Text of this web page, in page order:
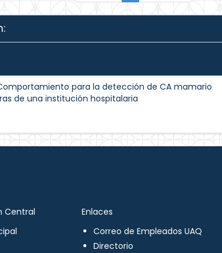
para la detección de CA mamario
de una institución hospitalaria
Central
Enlaces
Correo de Empleados UAQ
Directorio